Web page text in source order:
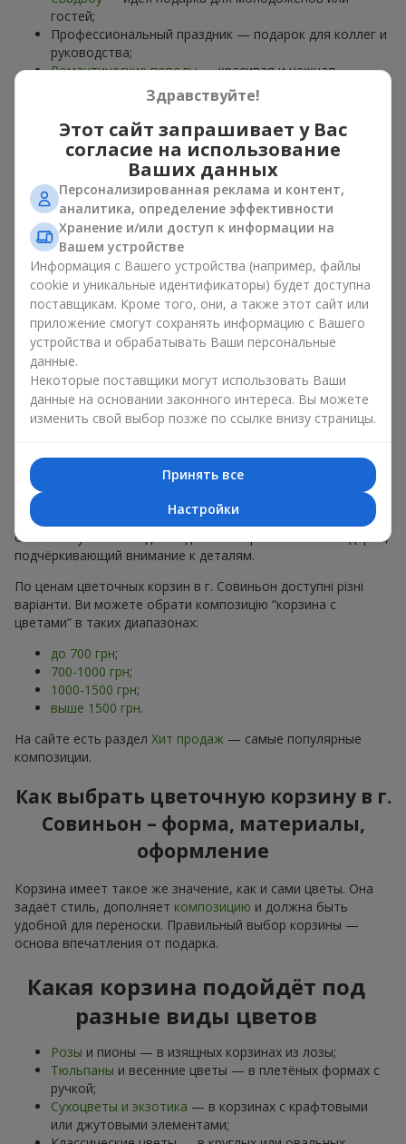
гостей;
Профессиональный праздник — подарок для коллег и
руководства;
Романтические поводы— красивая и нежная
Корпоративные события— подарок деловому
партнёру.
Цветочная корзина — универсальный подарок для любого
возраста. Стильные ручные композиции позволяют
передать любые эмоции: благодарность, восхищение,
поддержку,любовь
Виды цветочных корзин в г.
Совиньон : классика,
романтика, минимализм
Ассортимент цветочных корзин наflowers.uaвключает
варианты на любой вкус:
Классические композиции— сочетанияроз, лилий,
хризантемв строгих формах;
Минималистичные решения— натуральные формы,
акцент на цвет или текстуру.
Есть также
VIP-композиции— роскошные корзины для
особых случаев. Каждое изделие — оригинальный подарок,
подчёркивающий внимание к деталям.
По ценам цветочных корзин в г. Совиньон доступні різні
варіанти. Ви можете обрати композицію “корзина с
цветами” в таких диапазонах:
до 700 грн;
700-1000 грн;
1000-1500 грн;
выше 1500 грн.
На сайте есть раздел Хит продаж — самые популярные
композиции.
Как выбрать цветочную корзину в г.
Совиньон – форма, материалы,
оформление
Корзина имеет такое же значение, как и сами цветы. Она
задаёт стиль, дополняет композицию и должна быть
удобной для переноски. Правильный выбор корзины —
основа впечатления от подарка.
Какая корзина подойдёт под
разные виды цветов
Розы и пионы — в изящных корзинах из лозы;
Тюльпаны и весенние цветы — в плетёных формах с
ручкой;
Сухоцветы и экзотика — в корзинах с крафтовыми
или джутовыми элементами;
Здравствуйте!
Этот сайт запрашивает у Вас
согласие на использование
Ваших данных
Персонализированная реклама и контент,
аналитика, определение эффективности
Хранение и/или доступ к информации на
Вашем устройстве
Информация с Вашего устройства (например, файлы
cookie и уникальные идентификаторы) будет доступна
поставщикам. Кроме того, они, а также этот сайт или
приложение смогут сохранять информацию с Вашего
устройства и обрабатывать Ваши персональные
данные.
Некоторые поставщики могут использовать Ваши
данные на основании законного интереса. Вы можете
изменить свой выбор позже по ссылке внизу страницы.
Принять все
Настройки